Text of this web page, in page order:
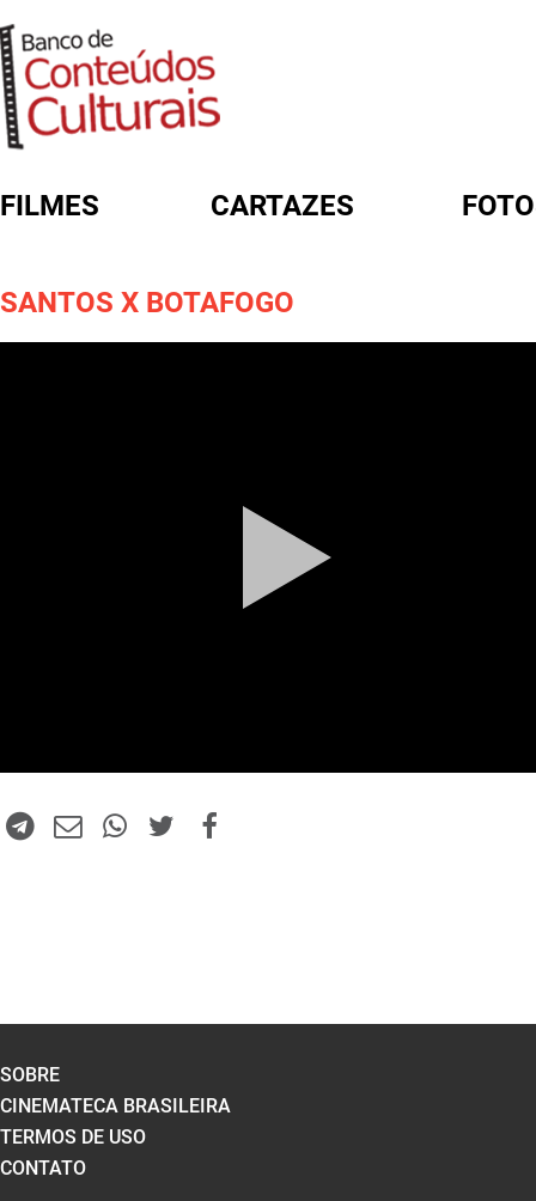
FILMES CARTAZES
SANTOS X BOTAFOGO
SOBRE
CINEMATECA BRASILEIRA
TERMOS DE USO
CONTATO